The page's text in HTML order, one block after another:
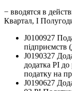
− вводятся в
Квартал, І
J0100927
підприємств
J0190327
додатка РІ до
податку на
J0190627